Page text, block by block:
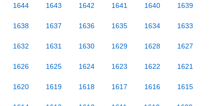
1644 1643 1642 1641 1640 1639
1638 1637 1636 1635 1634 1633
1632 1631 1630 1629 1628 1627
1626 1625 1624 1623 1622 1621
1620 1619 1618 1617 1616 1615